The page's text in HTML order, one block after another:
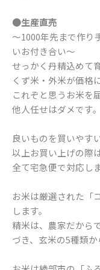
●生産直売
〜1000年先まで作り
いお付き合い〜
せっかく丹精込めて
くず米・外米が価格
これぞと思うお米を
他人任せはダメです。
良いものを買いやす
以上お買い上げの際
全て宅急便で対応し
お米は厳選された「
します。
精米は、農家だから
づき、玄米の5種類か